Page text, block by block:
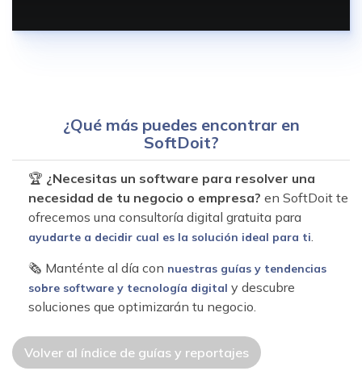
¿Qué más puedes encontrar en
SoftDoit?
🏆 ¿Necesitas un software para resolver una
necesidad de tu negocio o empresa? en SoftDoit te
ofrecemos una consultoría digital gratuita para
ayudarte a decidir cual es la solución ideal para ti.
🗞 Manténte al día con nuestras guías y tendencias
sobre software y tecnología digital y descubre
soluciones que optimizarán tu negocio.
Volver al índice de guías y reportajes